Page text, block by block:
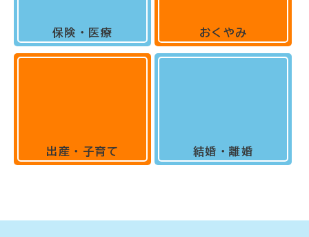
保険・医療
出産・子育て
おくやみ
結婚・離婚